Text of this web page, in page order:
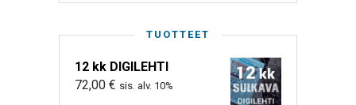
TUOTTEET
12 kk DIGILEHTI
72,00 € sis. alv. 10%